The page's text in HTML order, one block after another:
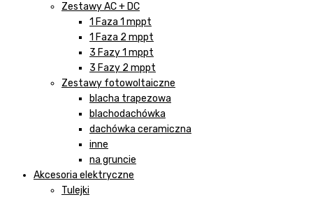
Zestawy AC + DC
1 Faza 1 mppt
1 Faza 2 mppt
3 Fazy 1 mppt
3 Fazy 2 mppt
Zestawy fotowoltaiczne
blacha trapezowa
blachodachówka
dachówka ceramiczna
inne
na gruncie
Akcesoria elektryczne
Tulejki